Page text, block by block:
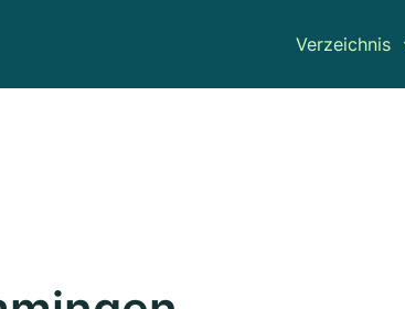
Verzeichnis